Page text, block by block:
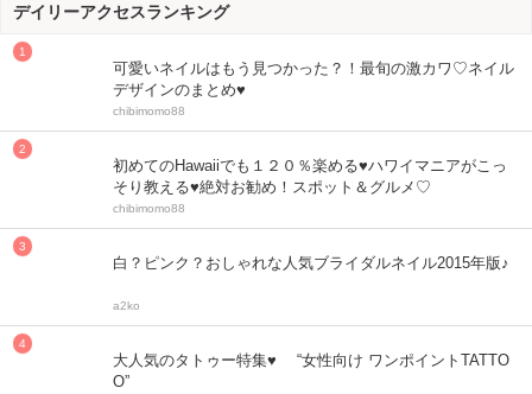
デイリーアクセスランキング
可愛いネイルはもう見つかった？！最旬の激カワ♡ネイル
デザインのまとめ♥
chibimomo88
初めてのHawaiiでも１２０％楽める♥ハワイマニアがこっ
そり教える♥絶対お勧め！スポット＆グルメ♡
chibimomo88
白？ピンク？おしゃれな人気ブライダルネイル2015年版♪
a2ko
大人気のタトゥー特集♥ “女性向け ワンポイントTATTO
O”